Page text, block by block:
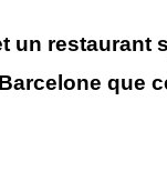
un
que